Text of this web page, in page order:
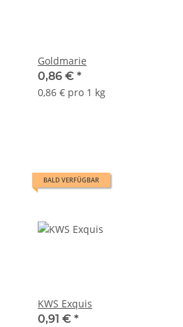
Goldmarie
0,86 € *
0,86 € pro 1 kg
BALD VERFÜGBAR
KWS Exquis
0,91 € *